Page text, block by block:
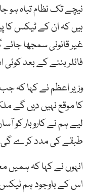
نیچے تک نظام تباہ ہو
ہیں کہ ان کے ٹیکس کا
غیر قانونی سمجھا جائے
فائلر بننے کے بعد
وزیر اعظم نے کہا کہ
کا موقع نہیں دیں گے
لیے ہم نے کاروبار کو
طبقے کی مدد کرے
انہوں نے کہا کہ
اس کے باوجود ہم